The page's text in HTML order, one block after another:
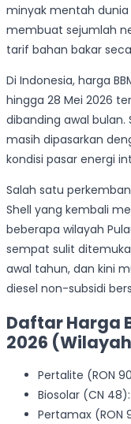
minyak mentah
membuat sejumlah
tarif bahan bakar
Di Indonesia, harga
hingga 28 Mei 2026
dibanding awal bulan.
masih dipasarkan
kondisi pasar energi
Salah satu
Shell yang kembali
beberapa wilayah
sempat sulit
awal tahun, dan kini
diesel non-subsidi
Daftar Harga
2026
Pertalite (RON
Biosolar (CN
Pertamax (RON